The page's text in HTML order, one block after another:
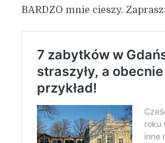
BARDZO mnie cieszy.